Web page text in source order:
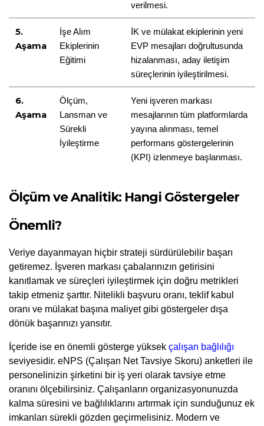
verilmesi.
5.
Aşama
İşe Alım
Ekiplerinin
Eğitimi
İK ve mülakat ekiplerinin yeni
EVP mesajları doğrultusunda
hizalanması, aday iletişim
süreçlerinin iyileştirilmesi.
6.
Aşama
Ölçüm,
Lansman ve
Sürekli
İyileştirme
Yeni işveren markası
mesajlarının tüm platformlarda
yayına alınması, temel
performans göstergelerinin
(KPI) izlenmeye başlanması.
Ölçüm ve Analitik: Hangi Göstergeler
Önemli?
Veriye dayanmayan hiçbir strateji sürdürülebilir başarı
getiremez. İşveren markası çabalarınızın getirisini
kanıtlamak ve süreçleri iyileştirmek için doğru metrikleri
takip etmeniz şarttır. Nitelikli başvuru oranı, teklif kabul
oranı ve mülakat başına maliyet gibi göstergeler dışa
dönük başarınızı yansıtır.
İçeride ise en önemli gösterge yüksek çalışan bağlılığı
seviyesidir. eNPS (Çalışan Net Tavsiye Skoru) anketleri ile
personelinizin şirketini bir iş yeri olarak tavsiye etme
oranını ölçebilirsiniz. Çalışanların organizasyonunuzda
kalma süresini ve bağlılıklarını artırmak için sunduğunuz ek
imkanları sürekli gözden geçirmelisiniz. Modern ve